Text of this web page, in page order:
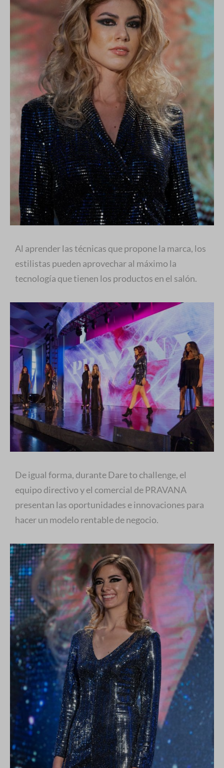
Al aprender las técnicas que propone la marca, los
estilistas pueden aprovechar al máximo la
tecnología que tienen los productos en el salón.
De igual forma, durante Dare to challenge, el
equipo directivo y el comercial de PRAVANA
presentan las oportunidades e innovaciones para
hacer un modelo rentable de negocio.